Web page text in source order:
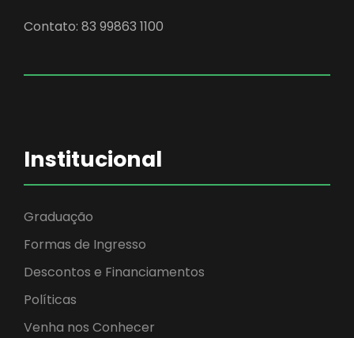
Contato: 83 99863 1100
Institucional
Graduação
Formas de Ingresso
Descontos e Financiamentos
Políticas
Venha nos Conhecer